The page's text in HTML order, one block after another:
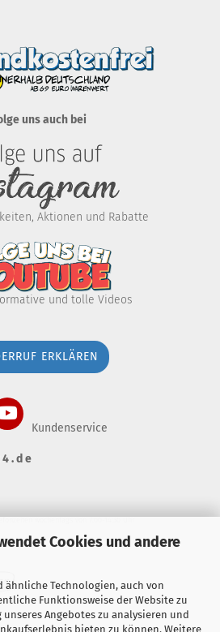
Cookies und andere
ähnliche Technologien, auch von
Funktionsweise der Website zu
Angebotes zu analysieren und
bieten zu können. Weitere
uns auch bei
Aktionen und Rabatte
und tolle Videos
ERKLÄREN
Kundenservice
. d e